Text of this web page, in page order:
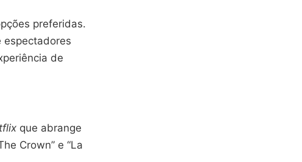
preferidas.
espectadores
de
que abrange
Crown” e “La